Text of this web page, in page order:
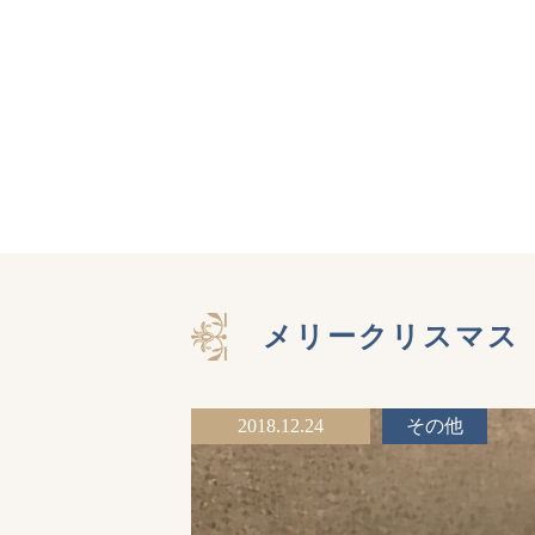
メリークリスマス
2018.12.24 その他